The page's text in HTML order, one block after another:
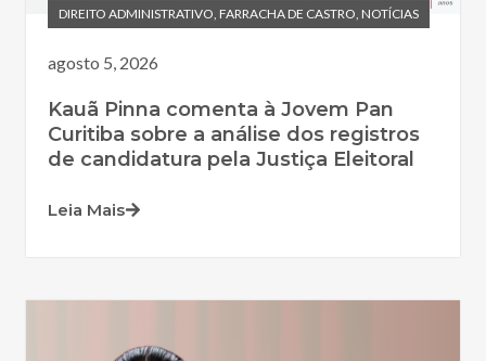
DIREITO ADMINISTRATIVO, FARRACHA DE CASTRO, NOTÍCIAS
agosto 5, 2026
Kauã Pinna comenta à Jovem Pan
Curitiba sobre a análise dos registros
de candidatura pela Justiça Eleitoral
Leia Mais